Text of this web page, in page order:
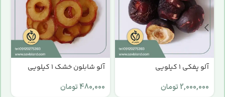
آلو پفکی 1 کیلویی
2,000,000 تومان
آلو شابلون خشک 1 کیلویی
480,000 تومان